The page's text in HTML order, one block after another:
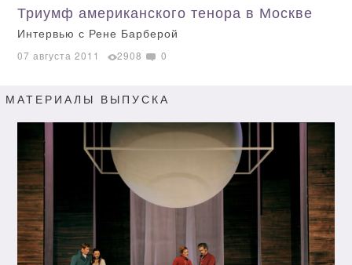
Триумф американского тенора в Москве
Интервью с Рене Барберой
07 августа 2011 2908 0
МАТЕРИАЛЫ ВЫПУСКА